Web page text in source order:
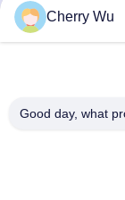
Couleur des
encre
Cherry Wu
Good day, what